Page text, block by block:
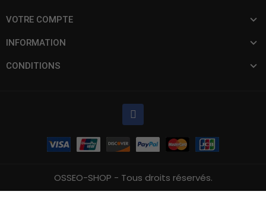
VOTRE COMPTE
INFORMATION
CONDITIONS
OSSEO-SHOP - Tous droits réservés.